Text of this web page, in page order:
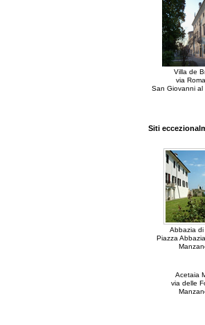
Villa de
via
San Giovanni al
Siti
Abbazia di
Piazza
Acetaia
via delle